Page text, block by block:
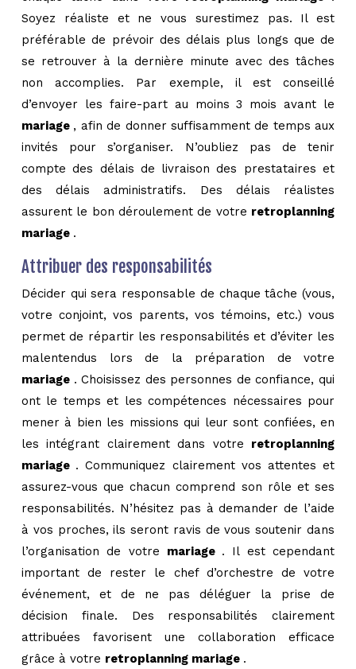
Soyez réaliste et ne vous surestimez pas. Il est
préférable de prévoir des délais plus longs que de
se retrouver à la dernière minute avec des tâches
non accomplies. Par exemple, il est conseillé
d’envoyer les faire-part au moins 3 mois avant le
mariage , afin de donner suffisamment de temps aux
invités pour s’organiser. N’oubliez pas de tenir
compte des délais de livraison des prestataires et
des délais administratifs. Des délais réalistes
assurent le bon déroulement de votre retroplanning
mariage .
Attribuer des responsabilités
Décider qui sera responsable de chaque tâche (vous,
votre conjoint, vos parents, vos témoins, etc.) vous
permet de répartir les responsabilités et d’éviter les
malentendus lors de la préparation de votre
mariage . Choisissez des personnes de confiance, qui
ont le temps et les compétences nécessaires pour
mener à bien les missions qui leur sont confiées, en
les intégrant clairement dans votre retroplanning
mariage . Communiquez clairement vos attentes et
assurez-vous que chacun comprend son rôle et ses
responsabilités. N’hésitez pas à demander de l’aide
à vos proches, ils seront ravis de vous soutenir dans
l’organisation de votre mariage . Il est cependant
important de rester le chef d’orchestre de votre
événement, et de ne pas déléguer la prise de
décision finale. Des responsabilités clairement
attribuées favorisent une collaboration efficace
grâce à votre retroplanning mariage .